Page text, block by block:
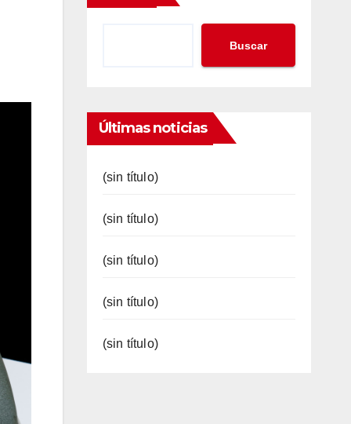
Buscar
Últimas noticias
(sin título)
(sin título)
(sin título)
(sin título)
(sin título)